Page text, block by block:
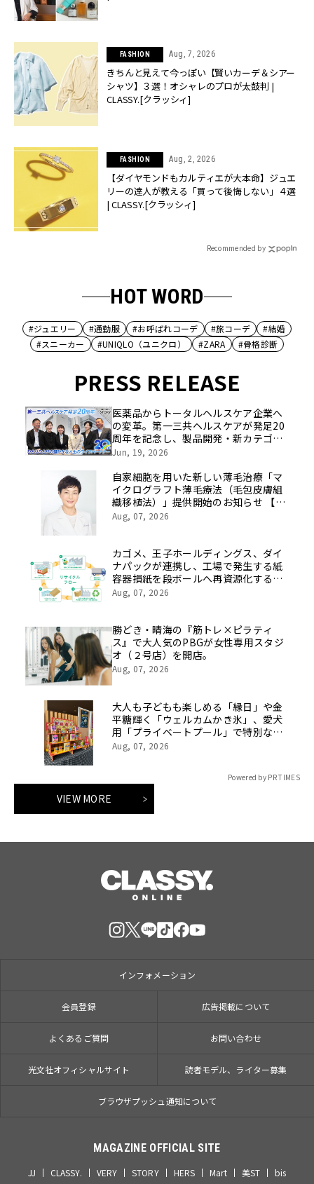
FASHION Aug, 7, 2026
きちんと見えて今っぽい【賢いカーデ＆シアー
シャツ】３選！オシャレのプロが太鼓判 |
CLASSY.[クラッシィ]
FASHION Aug, 2, 2026
【ダイヤモンドもカルティエが大本命】ジュエ
リーの達人が教える「買って後悔しない」４選
| CLASSY.[クラッシィ]
Recommended by
HOT WORD
#ジュエリー #通勤服 #お呼ばれコーデ #旅コーデ
#結婚
#スニーカー
#UNIQLO（ユニクロ） #ZARA #骨格診断
PRESS RELEASE
医薬品からトータルヘルスケア企業へ
の変革。第一三共ヘルスケアが発足20
周年を記念し、製品開発・新カテゴリ
挑戦の舞台や旧社統合時のエピソード
像を公開！
Jun, 19, 2026
自家細胞を用いた新しい薄毛治療「マ
イクログラフト薄毛療法（毛包皮膚組
織移植法）」提供開始のお知らせ 【医
療法人社団 青真会 青山エルクリニ
Aug, 07, 2026
カゴメ、王子ホールディングス、ダイ
ナパックが連携し、工場で発生する紙
容器損紙を段ボールへ再資源化する実
証を開始
Aug, 07, 2026
勝どき・晴海の『筋トレ×ピラティ
ス』で大人気のPBGが女性専用スタジ
オ（２号店）を開店。
Aug, 07, 2026
大人も子どもも楽しめる「縁日」や金
平糖輝く「ウェルカムかき氷」、愛犬
用「プライベートプール」で特別な夏
休みをお届け
Aug, 07, 2026
Powered by PR TIMES
VIEW MORE
インフォメーション
会員登録 広告掲載について
よくあるご質問 お問い合わせ
光文社オフィシャルサイト 読者モデル、ライター募集
ブラウザプッシュ通知について
MAGAZINE OFFICIAL SITE
JJ CLASSY. VERY STORY HERS Mart 美ST
bis